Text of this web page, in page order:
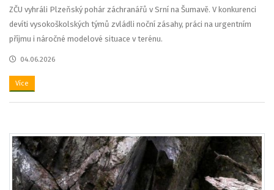
ZČU vyhráli Plzeňský pohár záchranářů v Srní na Šumavě. V konkurenci
devíti vysokoškolských týmů zvládli noční zásahy, práci na urgentním
příjmu i náročné modelové situace v terénu.
04.06.2026
Více